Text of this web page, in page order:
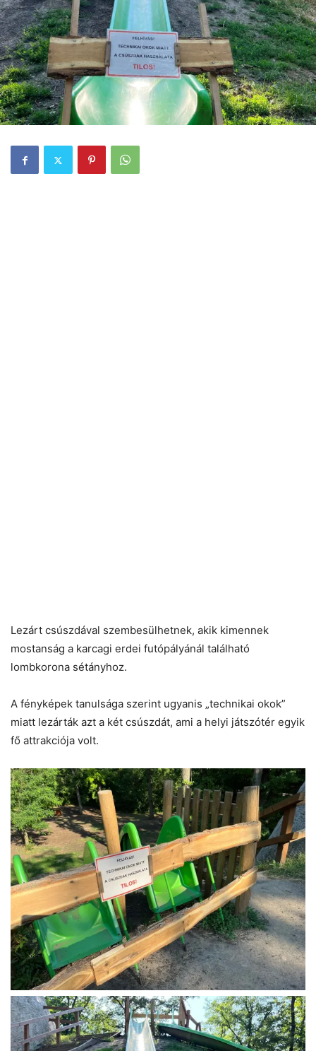
Lezárt csúszdával szembesülhetnek, akik kimennek
mostanság a karcagi erdei futópályánál található
lombkorona sétányhoz.
A fényképek tanulsága szerint ugyanis „technikai okok”
miatt lezárták azt a két csúszdát, ami a helyi játszótér egyik
fő attrakciója volt.